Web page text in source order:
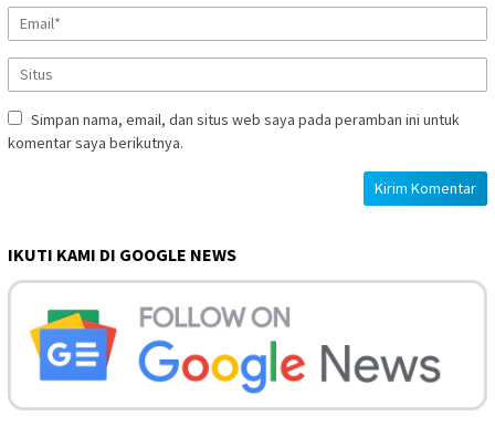
Simpan nama, email, dan situs web saya pada peramban ini untuk
komentar saya berikutnya.
IKUTI KAMI DI GOOGLE NEWS